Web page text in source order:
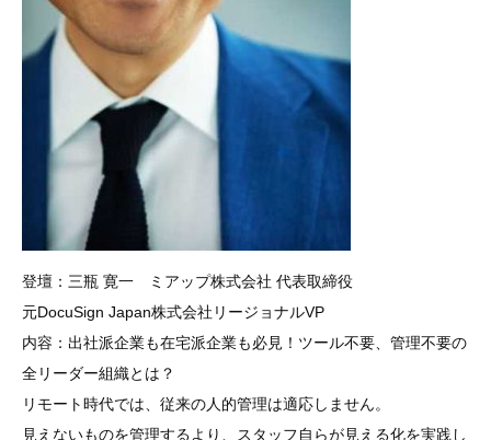
登壇：三瓶 寛一 ミアップ株式会社 代表取締役
元DocuSign Japan株式会社リージョナルVP
内容：出社派企業も在宅派企業も必見！ツール不要、管理不要の
全リーダー組織とは？
リモート時代では、従来の人的管理は適応しません。
見えないものを管理するより、スタッフ自らが見える化を実践し